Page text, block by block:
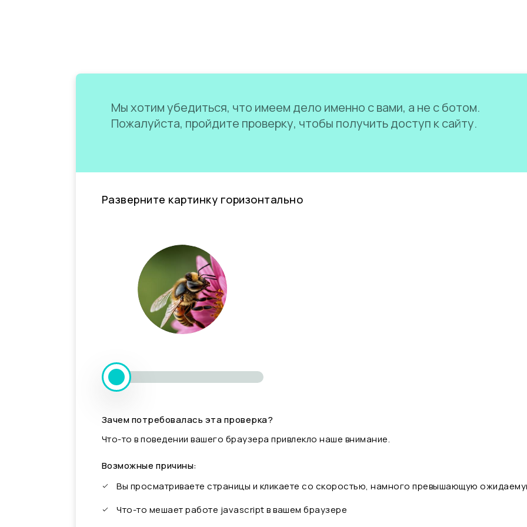
Мы хотим убедиться, что имеем дело именно с вами, а не с ботом.
Пожалуйста, пройдите проверку, чтобы получить доступ к сайту.
Разверните картинку горизонтально
Зачем потребовалась эта проверка?
Что-то в поведении вашего браузера привлекло наше внимание.
Возможные причины:
Вы просматриваете страницы и кликаете со скоростью, намного превышающую
Что-то мешает работе javascript в вашем браузере